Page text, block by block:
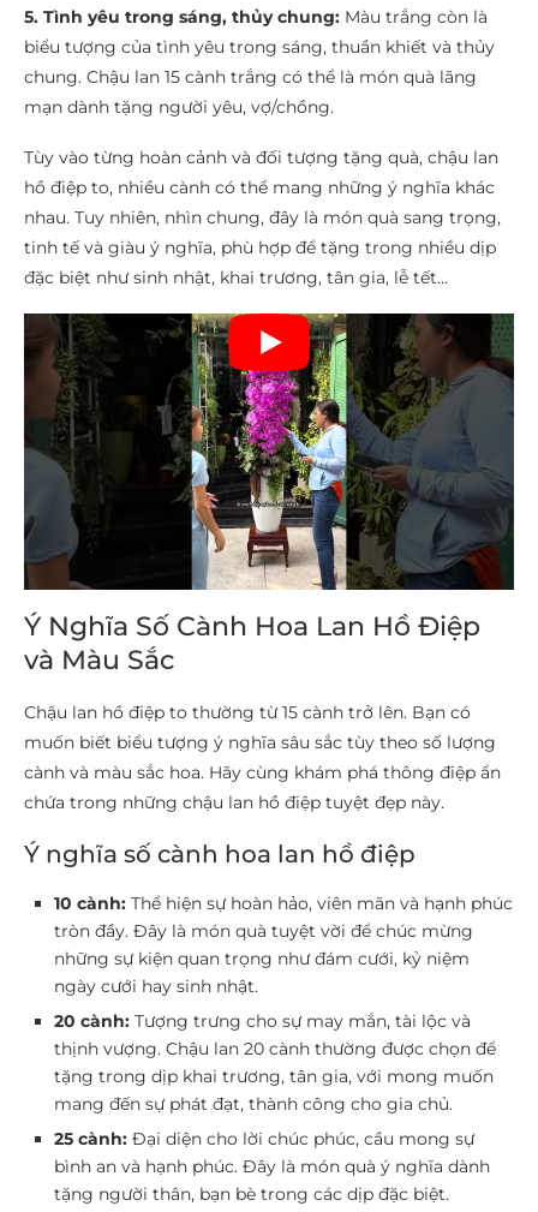
5. Tình yêu trong sáng, thủy chung: Màu trắng còn là
biểu tượng của tình yêu trong sáng, thuần khiết và thủy
chung. Chậu lan 15 cành trắng có thể là món quà lãng
mạn dành tặng người yêu, vợ/chồng.
Tùy vào từng hoàn cảnh và đối tượng tặng quà, chậu lan
hồ điệp to, nhiều cành có thể mang những ý nghĩa khác
nhau. Tuy nhiên, nhìn chung, đây là món quà sang trọng,
tinh tế và giàu ý nghĩa, phù hợp để tặng trong nhiều dịp
đặc biệt như sinh nhật, khai trương, tân gia, lễ tết…
Ý Nghĩa Số Cành Hoa Lan Hồ Điệp
và Màu Sắc
Chậu lan hồ điệp to thường từ 15 cành trở lên. Bạn có
muốn biết biểu tượng ý nghĩa sâu sắc tùy theo số lượng
cành và màu sắc hoa. Hãy cùng khám phá thông điệp ẩn
chứa trong những chậu lan hồ điệp tuyệt đẹp này.
Ý nghĩa số cành hoa lan hồ điệp
10 cành: Thể hiện sự hoàn hảo, viên mãn và hạnh phúc
tròn đầy. Đây là món quà tuyệt vời để chúc mừng
những sự kiện quan trọng như đám cưới, kỷ niệm
ngày cưới hay sinh nhật.
20 cành: Tượng trưng cho sự may mắn, tài lộc và
thịnh vượng. Chậu lan 20 cành thường được chọn để
tặng trong dịp khai trương, tân gia, với mong muốn
mang đến sự phát đạt, thành công cho gia chủ.
25 cành: Đại diện cho lời chúc phúc, cầu mong sự
bình an và hạnh phúc. Đây là món quà ý nghĩa dành
tặng người thân, bạn bè trong các dịp đặc biệt.